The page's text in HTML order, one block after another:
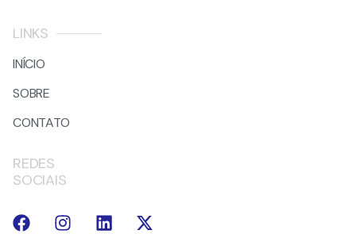
LINKS
INÍCIO
SOBRE
CONTATO
REDES
SOCIAIS